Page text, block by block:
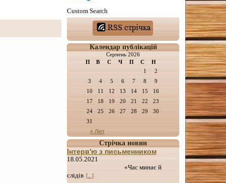
Custom Search
Календар публікацій
Серпень 2026
П
В С Ч П С Н
« Лют
1
2
3
4 5 6 7 8
9
10
11 12 13 14 15
16
17
18 19 20 21 22
23
24
25 26 27 28 29
30
31
Стрічка новин
Інтерв'ю з письменником
18.05.2021
«Час минає й
слідів [...]